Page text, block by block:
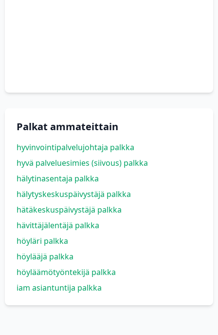
Palkat ammateittain
hyvinvointipalvelujohtaja palkka
hyvä palveluesimies (siivous) palkka
hälytinasentaja palkka
hälytyskeskuspäivystäjä palkka
hätäkeskuspäivystäjä palkka
hävittäjälentäjä palkka
höyläri palkka
höylääjä palkka
höyläämötyöntekijä palkka
iam asiantuntija palkka